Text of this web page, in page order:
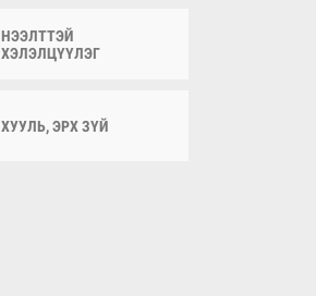
НЭЭЛТТЭЙ
ХЭЛЭЛЦҮҮЛЭГ
ХУУЛЬ, ЭРХ ЗҮЙ